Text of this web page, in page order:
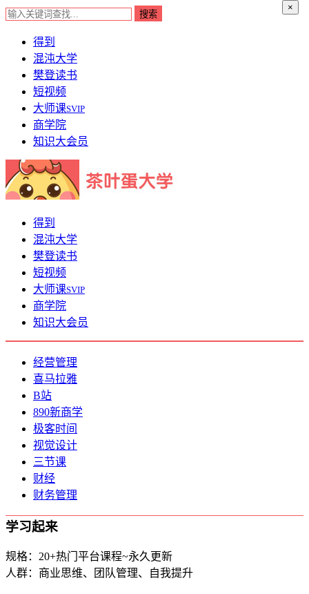
×
得到
混沌大学
樊登读书
短视频
大师课SVIP
商学院
知识大会员
得到
混沌大学
樊登读书
短视频
大师课SVIP
商学院
知识大会员
经营管理
喜马拉雅
B站
890新商学
极客时间
视觉设计
三节课
财经
财务管理
学习起来
规格：20+热门平台课程~永久更新
人群：商业思维、团队管理、自我提升